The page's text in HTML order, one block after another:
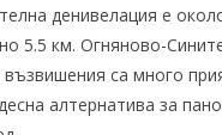
денивелация е
5.5 км. Огняново-
възвишения са много
алтернатива за